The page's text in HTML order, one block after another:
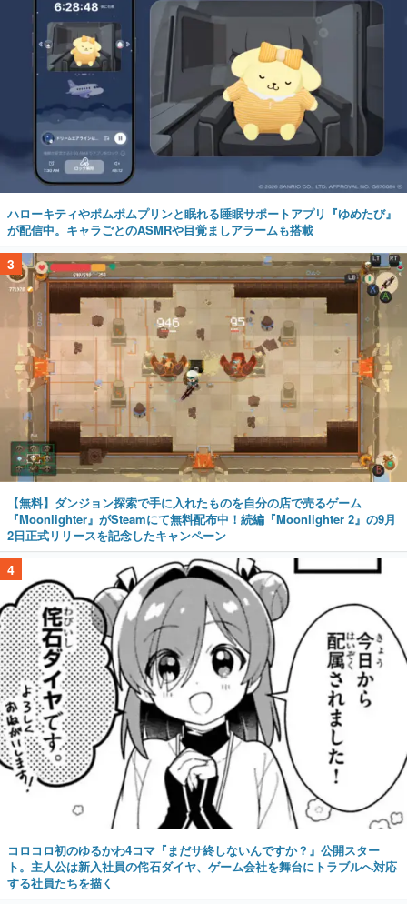
ハローキティやポムポムプリンと眠れる睡眠サポートアプリ『ゆめたび』
が配信中。キャラごとのASMRや目覚ましアラームも搭載
3
【無料】ダンジョン探索で手に入れたものを自分の店で売るゲーム
『Moonlighter』がSteamにて無料配布中！続編『Moonlighter 2』の9月
2日正式リリースを記念したキャンペーン
4
コロコロ初のゆるかわ4コマ『まだサ終しないんですか？』公開スター
ト。主人公は新入社員の侘石ダイヤ、ゲーム会社を舞台にトラブルへ対応
する社員たちを描く